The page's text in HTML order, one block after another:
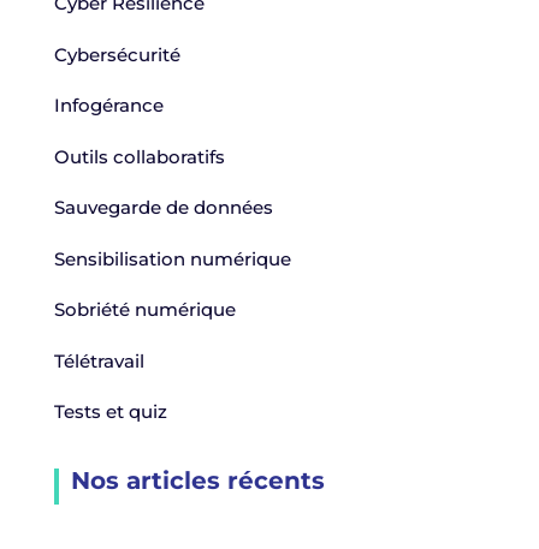
Cybersécurité
Infogérance
Outils collaboratifs
Sauvegarde de données
Sensibilisation numérique
Sobriété numérique
Télétravail
Tests et quiz
Nos articles récents